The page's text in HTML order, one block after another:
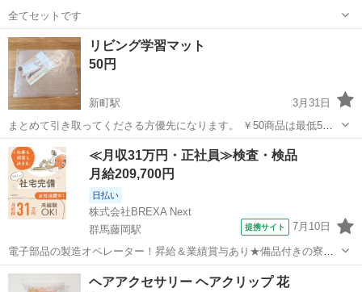
全てセットです
群馬 藤岡市 新町駅 その他
リビング学習マット
50円
新町駅
3月31日
まとめて引き取ってくださる方優先になります。 ￥50商品は最低5点
のまとめ買いをお願いしております。
群馬 藤岡市 新町駅 その他 マット
≪月収31万円・正社員≫検査・検品
月給209,700円
日払い
株式会社BREXA Next
群馬藤岡駅
提携サイト 7月10日
電子部品の製造オペレーター！昇給＆業績賞与あり★備品付きの寮完
備！カップル＆友達同士の応募OK！年間休日133日♪日払い制度あり！
未経験活躍中★《群馬県藤岡市》 人気の工場のお仕事 ◇電子部品の製
群馬 藤岡市 群馬藤岡駅
ヘアアクセサリー ヘアクリップ 花